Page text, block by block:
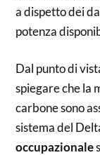
a dispetto dei
potenza
Dal punto di
spiegare che la
carbone sono
sistema del
occupazionale